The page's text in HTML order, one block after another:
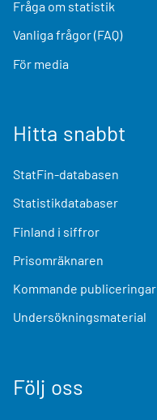
Fråga om statistik
Vanliga frågor (FAQ)
För media
Hitta snabbt
StatFin-databasen
Statistikdatabaser
Finland i siffror
Prisomräknaren
Kommande publiceringar
Undersökningsmaterial
Följ oss